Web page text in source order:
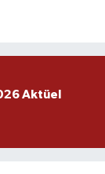
Aktüel